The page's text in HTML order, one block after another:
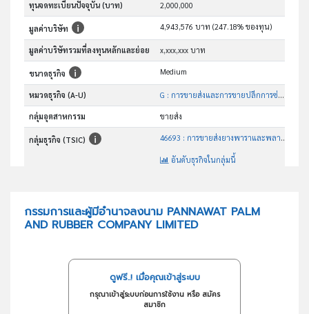
ทุนจดทะเบียนปัจจุบัน (บาท) 2,000,000
มูลค่าบริษัท 4,943,576 บาท (247.18% ของทุน)
มูลค่าบริษัทรวมที่ลงทุนหลักและย่อย x,xxx,xxx บาท
ขนาดธุรกิจ Medium
หมวดธุรกิจ (A-U) G : การขายส่งและการขายปลีกการซ่อมยานยนต์และ จักรยานยนต์
กลุ่มอุตสาหกรรม ขายส่ง
กลุ่มธุรกิจ (TSIC) 46693 : การขายส่งยางพาราและพลาสติกขั้นต้น
อันดับธุรกิจในกลุ่มนี้
กรรมการและผู้มีอำนาจลงนาม PANNAWAT PALM
AND RUBBER COMPANY LIMITED
ดูฟรี..! เมื่อคุณเข้าสู่ระบบ
กรุณาเข้าสู่ระบบก่อนการใช้งาน หรือ สมัคร
สมาชิก